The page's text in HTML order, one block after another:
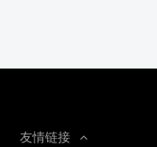
友情链接